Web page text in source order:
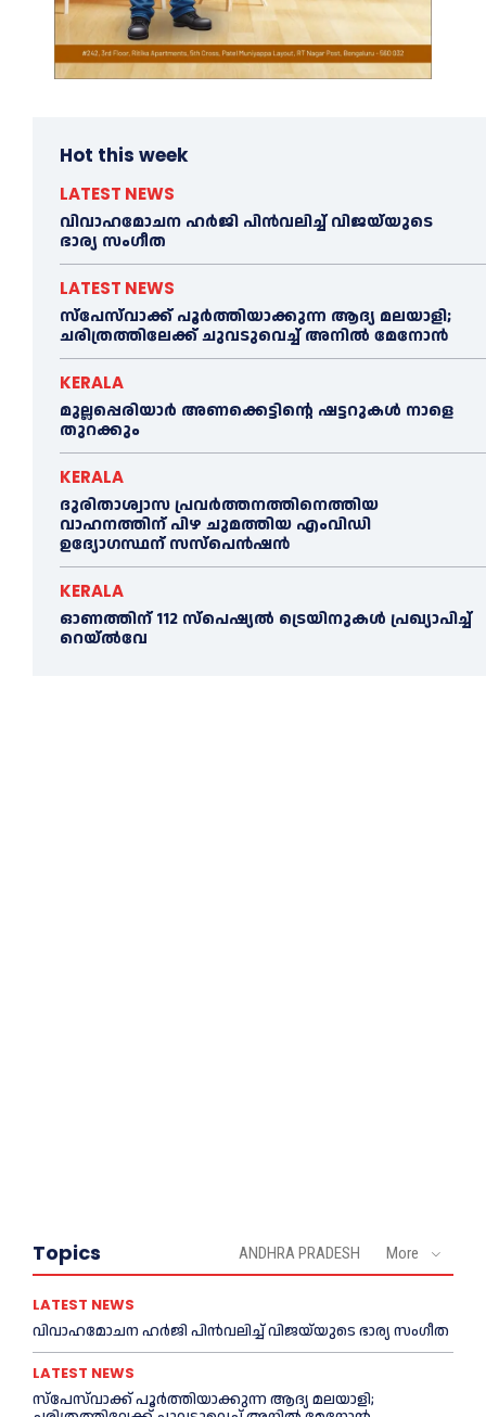
Hot this week
LATEST NEWS
വിവാഹമോചന ഹര്‍ജി പിൻവലിച്ച്‌ വിജയ്‌യുടെ
ഭാര്യ സംഗീത
LATEST NEWS
സ്‌പേസ്‌വാക്ക് പൂര്‍ത്തിയാക്കുന്ന ആദ്യ മലയാളി;
ചരിത്രത്തിലേക്ക് ചുവടുവെച്ച്‌ അനില്‍ മേനോൻ
KERALA
മുല്ലപ്പെരിയാര്‍ അണക്കെട്ടിന്റെ ഷട്ടറുകള്‍ നാളെ
തുറക്കും
KERALA
ദുരിതാശ്വാസ പ്രവര്‍ത്തനത്തിനെത്തിയ
വാഹനത്തിന് പിഴ ചുമത്തിയ എംവിഡി
ഉദ്യോഗസ്ഥന് സസ്പെൻഷൻ
KERALA
ഓണത്തിന് 112 സ്പെഷ്യല്‍ ട്രെയിനുകള്‍ പ്രഖ്യാപിച്ച്‌
റെയ്ല്‍വേ
Topics ANDHRA PRADESH More
LATEST NEWS
വിവാഹമോചന ഹര്‍ജി പിൻവലിച്ച്‌ വിജയ്‌യുടെ ഭാര്യ സംഗീത
LATEST NEWS
സ്‌പേസ്‌വാക്ക് പൂര്‍ത്തിയാക്കുന്ന ആദ്യ മലയാളി;